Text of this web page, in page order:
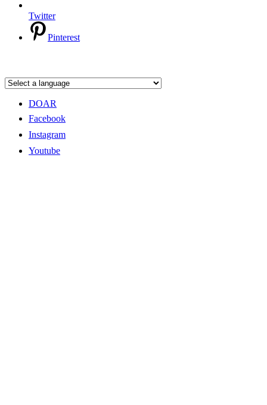
Twitter
Pinterest
DOAR
Facebook
Instagram
Youtube